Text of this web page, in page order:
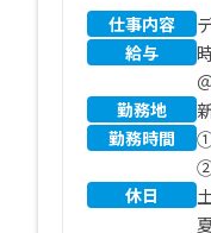
仕事内容
給与
勤務地
勤務時間
休日